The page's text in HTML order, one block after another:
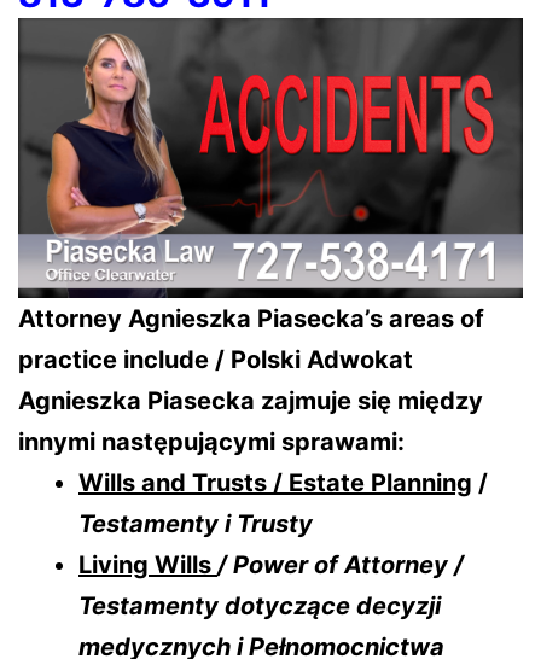
Attorney Agnieszka Piasecka’s areas of
practice include / Polski Adwokat
Agnieszka Piasecka zajmuje się między
innymi następującymi sprawami:
Wills and Trusts / Estate Planning /
Testamenty i Trusty
Living Wills / Power of Attorney /
Testamenty dotyczące decyzji
medycznych i Pełnomocnictwa